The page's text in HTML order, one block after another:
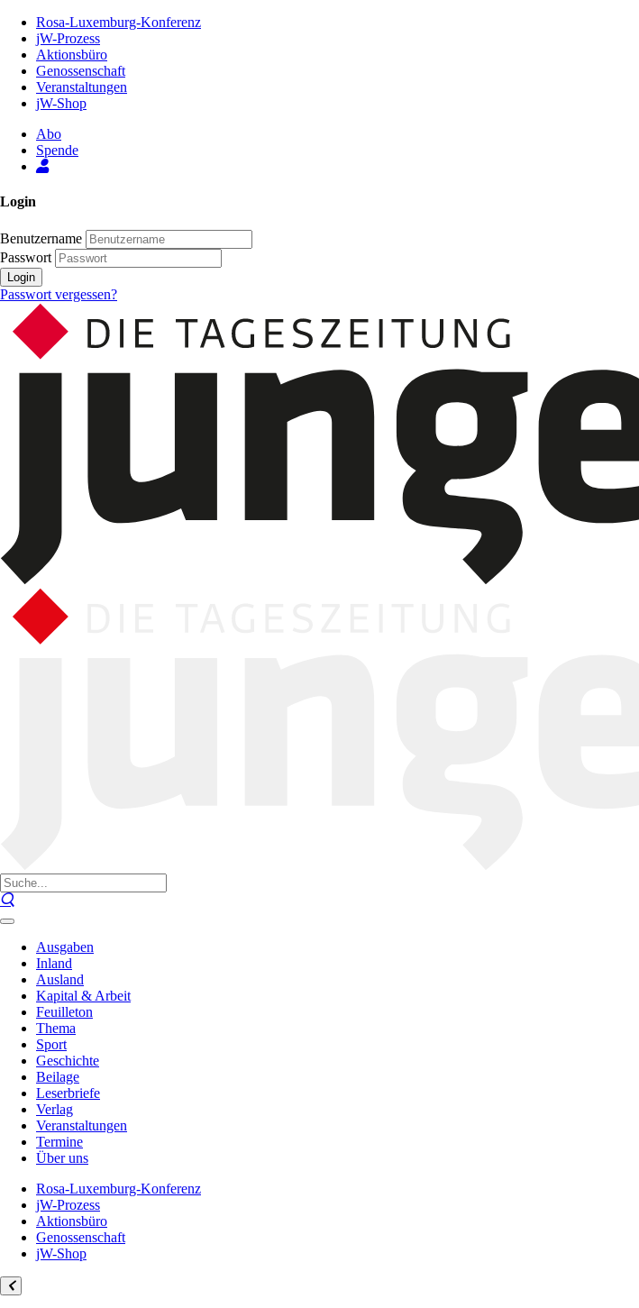
Inhalt
Seite
Rosa-Luxemburg-Konferenz
jW-Prozess
Aktionsbüro
Genossenschaft
Veranstaltungen
jW-Shop
Abo
Spende
Login
Benutzername
Passwort
Login
Passwort vergessen?
Ausgaben
Inland
Ausland
Kapital & Arbeit
Feuilleton
Thema
Sport
Geschichte
Beilage
Leserbriefe
Verlag
Veranstaltungen
Termine
Über uns
Rosa-Luxemburg-Konferenz
jW-Prozess
Aktionsbüro
Genossenschaft
jW-Shop